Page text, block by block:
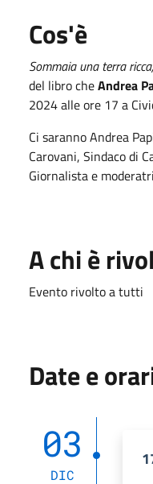
Cos'è
Sommaia una terra
del libro cheAndrea
2024 alle ore 17 a
Ci saranno Andrea
Carovani, Sindaco di
Giornalista e
A chi è
Evento rivolto a tutti
Date e
03
DIC